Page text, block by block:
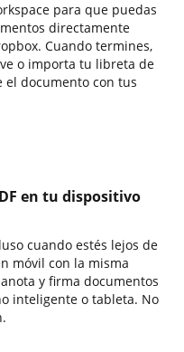
para que puedas
directamente
Cuando termines,
o importa tu libreta de
el documento con tus
en tu dispositivo
cuando estés lejos de
móvil con la misma
y firma documentos
inteligente o tableta. No